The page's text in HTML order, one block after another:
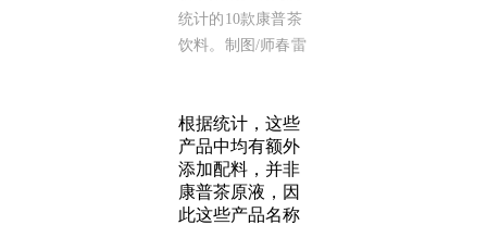
统计的10款康普茶
饮料。制图/师春雷
根据统计，这些
产品中均有额外
添加配料，并非
康普茶原液，因
此这些产品名称